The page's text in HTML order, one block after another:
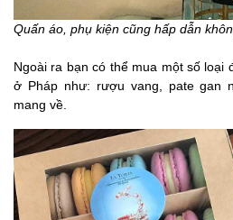
Quấn áo, phụ kiện cũng hấp dẫn
Ngoài ra bạn có thể mua một số loại
ở Pháp như: rượu vang, pate gan
mang về.